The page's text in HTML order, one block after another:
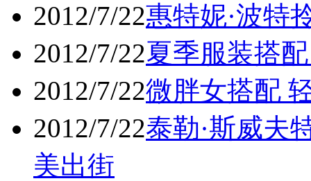
2012/7/22惠特妮·波特
2012/7/22夏季服装搭
2012/7/22微胖女搭配
2012/7/22泰勒·斯威夫
美出街